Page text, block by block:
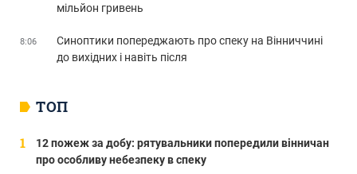
ТОП
12 пожеж за добу: рятувальники попередили вінничан
про особливу небезпеку в спеку
мільйон гривень
8:06
Синоптики попереджають про спеку на Вінниччині
до вихідних і навіть після